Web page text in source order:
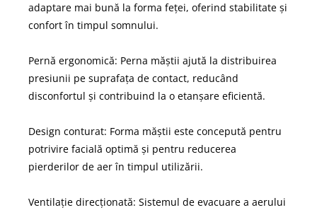
adaptare mai bună la forma feței, oferind stabilitate și
confort în timpul somnului.
Pernă ergonomică: Perna măștii ajută la distribuirea
presiunii pe suprafața de contact, reducând
disconfortul și contribuind la o etanșare eficientă.
Design conturat: Forma măștii este concepută pentru
potrivire facială optimă și pentru reducerea
pierderilor de aer în timpul utilizării.
Ventilație direcționată: Sistemul de evacuare a aerului